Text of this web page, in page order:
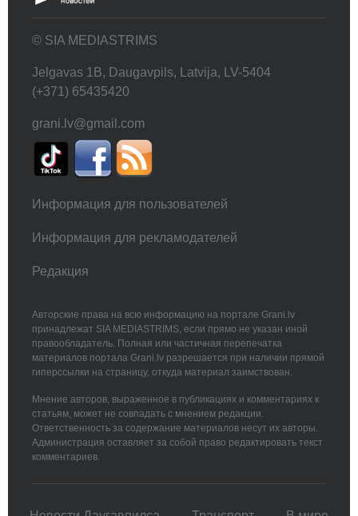
© SIA MEDIASTRIMS
Jelgavas 1B, Daugavpils, Latvija, LV-5404
(+371) 65435420
grani.lv@gmail.com
Информация для пользователей
Информация для рекламодателей
Редакция
Авторские права на всю информацию на портале Grani.lv
принадлежат SIA MEDIASTRIMS, если прямо не указан иной
правообладатель. Полная или частичная перепечатка
материалов портала Grani.lv разрешается при наличии прямой
гиперссылки на страницу, откуда материал заимствован.
Мнение авторов, выраженное в публикациях и комментариях к
статьям, может не совпадать с мнением редакции.
Ответственность за содержание материалов несут их авторы.
Администрация оставляет за собой право редактировать текст
комментариев.